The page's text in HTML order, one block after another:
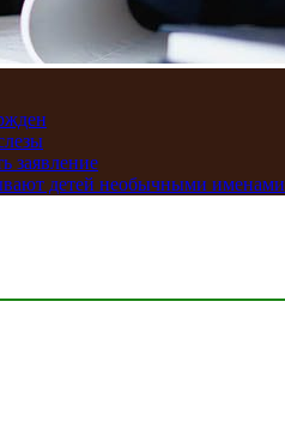
заявление
детей необычными именами